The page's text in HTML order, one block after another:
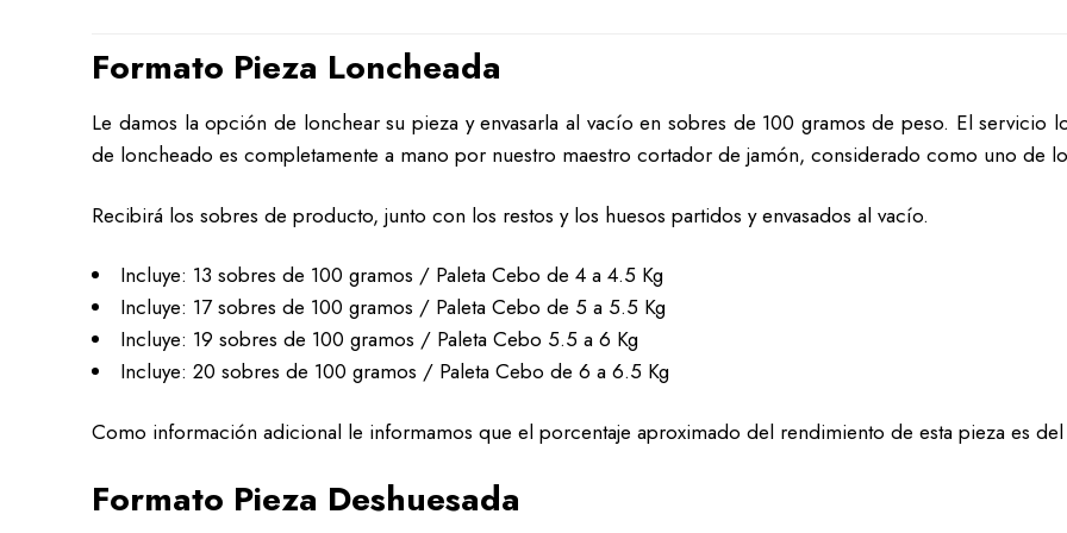
Formato Pieza Loncheada
Le damos la opción de lonchear su pieza y envasarla al vacío en sobres de 100 gramos de peso. El servicio
de loncheado es completamente a mano por nuestro maestro cortador de jamón, considerado como uno de
Recibirá los sobres de producto, junto con los restos y los huesos partidos y envasados al vacío.
Incluye: 13 sobres de 100 gramos / Paleta Cebo de 4 a 4.5 Kg
Incluye: 17 sobres de 100 gramos / Paleta Cebo de 5 a 5.5 Kg
Incluye: 19 sobres de 100 gramos / Paleta Cebo 5.5 a 6 Kg
Incluye: 20 sobres de 100 gramos / Paleta Cebo de 6 a 6.5 Kg
Como información adicional le informamos que el porcentaje aproximado del rendimiento de esta pieza es
Formato Pieza Deshuesada